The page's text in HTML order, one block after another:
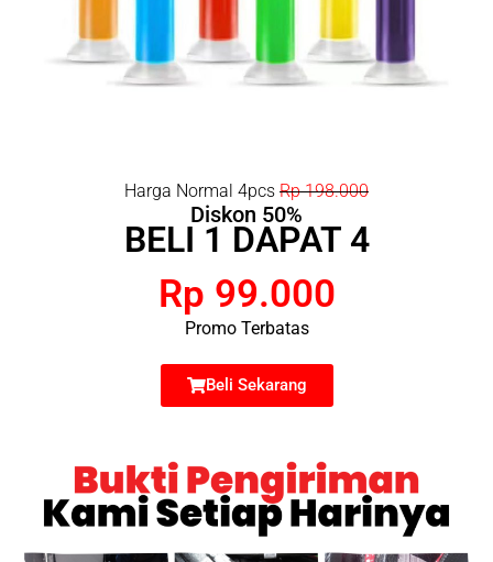
Harga Normal 4pcs Rp 198.000
Diskon 50%
BELI 1 DAPAT 4
Rp 99.000
Promo Terbatas
Beli Sekarang